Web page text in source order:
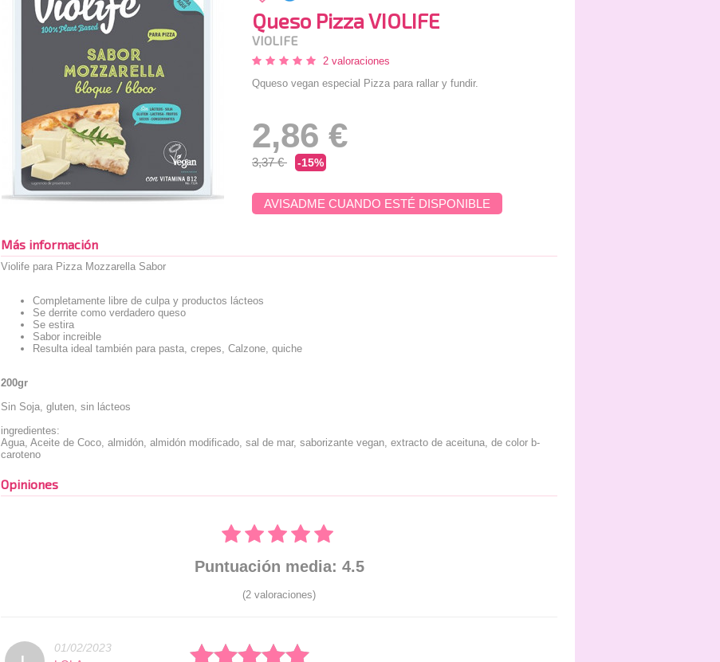
Queso Pizza VIOLIFE
VIOLIFE
2 valoraciones
Qqueso vegan especial Pizza para rallar y fundir.
2,86 €
3,37 € -15%
AVISADME CUANDO ESTÉ DISPONIBLE
Más información
Violife para Pizza Mozzarella Sabor
Completamente libre de culpa y productos lácteos
Se derrite como verdadero queso
Se estira
Sabor increible
Resulta ideal también para pasta, crepes, Calzone, quiche
200gr
Sin Soja, gluten, sin lácteos
ingredientes:
Agua, Aceite de Coco, almidón, almidón modificado, sal de mar, saborizante vegan, extracto de aceituna, de color b-
caroteno
Opiniones
Puntuación media: 4.5
(2 valoraciones)
01/02/2023